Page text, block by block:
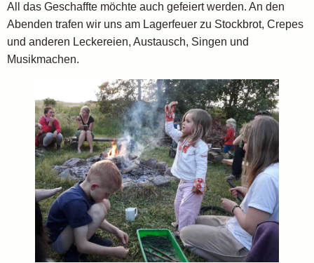
All das Geschaffte möchte auch gefeiert werden. An den
Abenden trafen wir uns am Lagerfeuer zu Stockbrot, Crepes
und anderen Leckereien, Austausch, Singen und
Musikmachen.